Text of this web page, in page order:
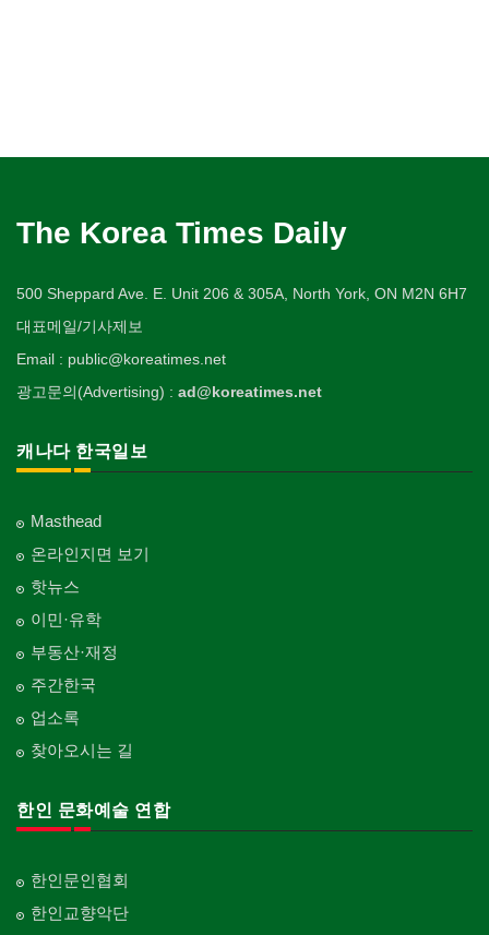
The Korea Times Daily
500 Sheppard Ave. E. Unit 206 & 305A, North York, ON M2N 6H7
대표메일/기사제보
Email : public@koreatimes.net
광고문의(Advertising) : ad@koreatimes.net
캐나다 한국일보
Masthead
온라인지면 보기
핫뉴스
이민·유학
부동산·재정
주간한국
업소록
찾아오시는 길
한인 문화예술 연합
한인문인협회
한인교향악단